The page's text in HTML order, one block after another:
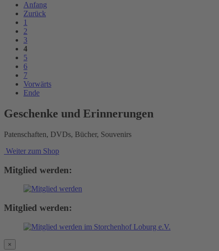
Anfang
Zurück
1
2
3
4
5
6
7
Vorwärts
Ende
Geschenke und Erinnerungen
Patenschaften, DVDs, Bücher, Souvenirs
Weiter zum Shop
Mitglied werden:
Mitglied werden:
×